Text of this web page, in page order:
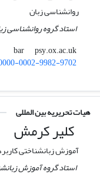
روانشناسی زبان
استاد گروه روانشناسی
bar
psy.ox.ac.uk
0002-9982-9702
هیات تحریریه بین المللی
کلیر کرمش
آموزش زبانشناختی
استاد گروه آموزش